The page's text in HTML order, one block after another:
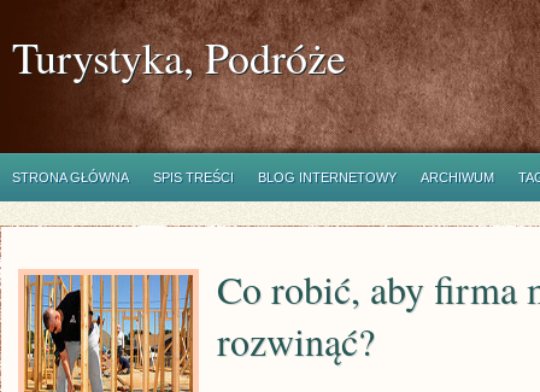
Turystyka, Podróże
STRONA GŁÓWNA SPIS TREŚCI BLOG INTERNETOWY ARCHIWUM
Co robić, aby firma
rozwinąć?